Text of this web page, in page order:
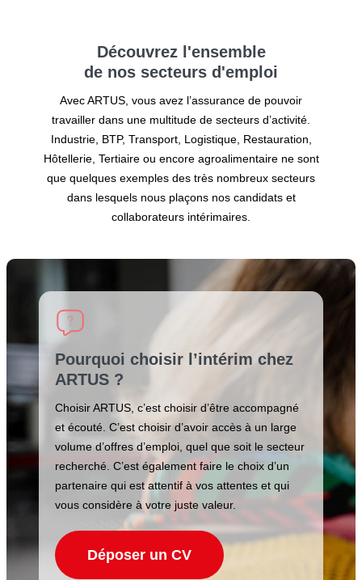
Découvrez l'ensemble
de nos secteurs d'emploi
Avec ARTUS, vous avez l’assurance de pouvoir
travailler dans une multitude de secteurs d’activité.
Industrie, BTP, Transport, Logistique, Restauration,
Hôtellerie, Tertiaire ou encore agroalimentaire ne sont
que quelques exemples des très nombreux secteurs
dans lesquels nous plaçons nos candidats et
collaborateurs intérimaires.
Pourquoi choisir l’intérim chez
ARTUS ?
Choisir ARTUS, c’est choisir d’être accompagné
et écouté. C’est choisir d’avoir accès à un large
volume d’offres d’emploi, quel que soit le secteur
recherché. C’est également faire le choix d’un
partenaire qui est attentif à vos attentes et qui
vous considère à votre juste valeur.
Déposer un CV